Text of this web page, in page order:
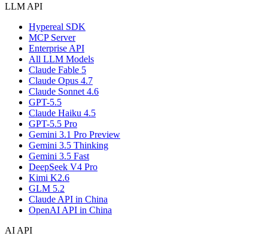
LLM API
Hypereal SDK
MCP Server
Enterprise API
All LLM Models
Claude Fable 5
Claude Opus 4.7
Claude Sonnet 4.6
GPT-5.5
Claude Haiku 4.5
GPT-5.5 Pro
Gemini 3.1 Pro Preview
Gemini 3.5 Thinking
Gemini 3.5 Fast
DeepSeek V4 Pro
Kimi K2.6
GLM 5.2
Claude API in China
OpenAI API in China
AI API